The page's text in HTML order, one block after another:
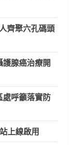
齊聚六孔碼頭
護腺癌治療開
處呼籲落實防
上線啟用